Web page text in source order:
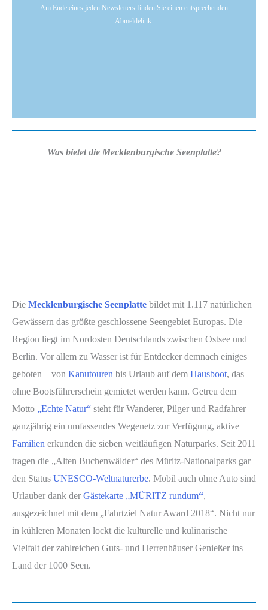
Am Ende eines jeden Newsletters finden Sie einen entsprechenden
Abmeldelink.
Was bietet die Mecklenburgische Seenplatte?
Die Mecklenburgische Seenplatte bildet mit 1.117 natürlichen
Gewässern das größte geschlossene Seengebiet Europas. Die
Region liegt im Nordosten Deutschlands zwischen Ostsee und
Berlin. Vor allem zu Wasser ist für Entdecker demnach einiges
geboten – von Kanutouren bis Urlaub auf dem Hausboot, das
ohne Bootsführerschein gemietet werden kann. Getreu dem
Motto „Echte Natur“ steht für Wanderer, Pilger und Radfahrer
ganzjährig ein umfassendes Wegenetz zur Verfügung, aktive
Familien erkunden die sieben weitläufigen Naturparks. Seit 2011
tragen die „Alten Buchenwälder“ des Müritz-Nationalparks gar
den Status UNESCO-Weltnaturerbe. Mobil auch ohne Auto sind
Urlauber dank der Gästekarte „MÜRITZ rundum“,
ausgezeichnet mit dem „Fahrtziel Natur Award 2018“. Nicht nur
in kühleren Monaten lockt die kulturelle und kulinarische
Vielfalt der zahlreichen Guts- und Herrenhäuser Genießer ins
Land der 1000 Seen.